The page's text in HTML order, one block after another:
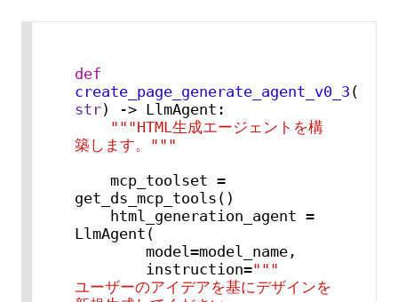
def
create_page_generate_agent_v0_3 (
str) -> LlmAgent:
"""HTML生成エージェントを構
築します。"""
get_ds_mcp_tools()
LlmAgent(
        instruction=
"""
ユーザーのアイデアを基にデザインを